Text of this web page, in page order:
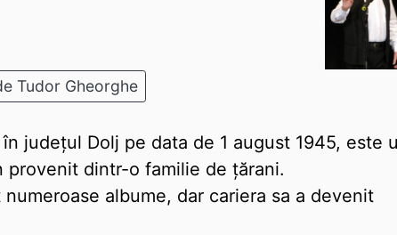
Tudor Gheorghe
judeţul Dolj pe data de 1 august 1945, este
dintr-o familie de țărani.
albume, dar cariera sa a devenit